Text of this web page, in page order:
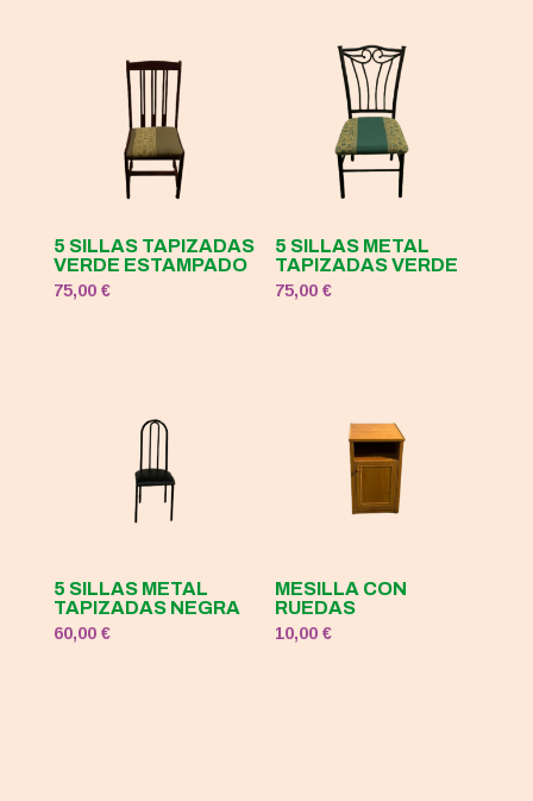
5 SILLAS TAPIZADAS
VERDE ESTAMPADO
75,00 €
5 SILLAS METAL
TAPIZADAS VERDE
75,00€
5 SILLAS METAL
TAPIZADAS NEGRA
60,00 €
MESILLA CON
RUEDAS
10,00€